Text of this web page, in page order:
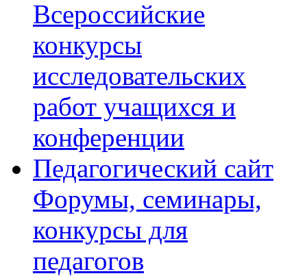
Всероссийские
конкурсы
исследовательских
работ учащихся и
конференции
Педагогический сайт
Форумы, семинары,
конкурсы для
педагогов